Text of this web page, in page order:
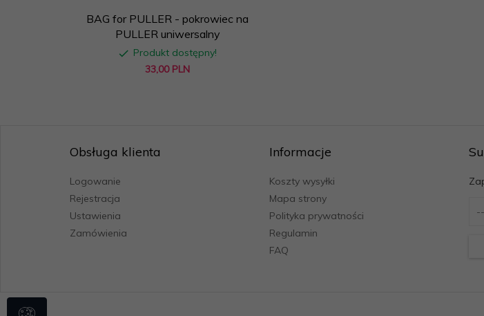
BAG for PULLER - pokrowiec na
PULLER uniwersalny
Produkt dostępny!
33,00 PLN
Obsługa klienta
Logowanie
Rejestracja
Ustawienia
Zamówienia
Informacje
Koszty wysyłki
Mapa strony
Polityka prywatności
Regulamin
FAQ